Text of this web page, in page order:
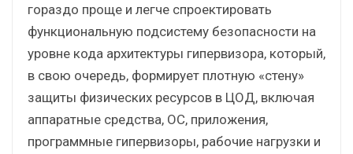
гораздо проще и легче спроектировать
функциональную подсистему безопасности на
уровне кода архитектуры гипервизора, который,
в свою очередь, формирует плотную «стену»
защиты физических ресурсов в ЦОД, включая
аппаратные средства, ОС, приложения,
программные гипервизоры, рабочие нагрузки и